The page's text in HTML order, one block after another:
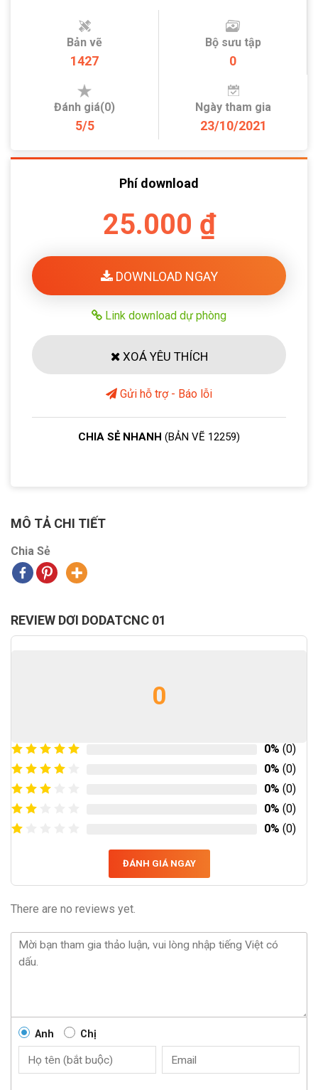
Bản vẽ
1427
Bộ sưu tập
0
Đánh giá(0)
5/5
Ngày tham gia
23/10/2021
Phí download
25.000 ₫
DOWNLOAD NGAY
Link download dự phòng
XOÁ YÊU THÍCH
Gửi hỗ trợ - Báo lỗi
CHIA SẺ NHANH (BẢN VẼ 12259)
MÔ TẢ CHI TIẾT
Chia Sẻ
REVIEW DƠI DODATCNC 01
0
0% (0)
0% (0)
0% (0)
0% (0)
0% (0)
ĐÁNH GIÁ NGAY
There are no reviews yet.
Anh Chị